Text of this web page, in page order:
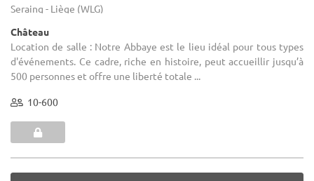
Seraing - Liège (WLG)
Château
Location de salle : Notre Abbaye est le lieu idéal pour tous types
d'événements. Ce cadre, riche en histoire, peut accueillir jusqu’à
500 personnes et offre une liberté totale ...
10-600